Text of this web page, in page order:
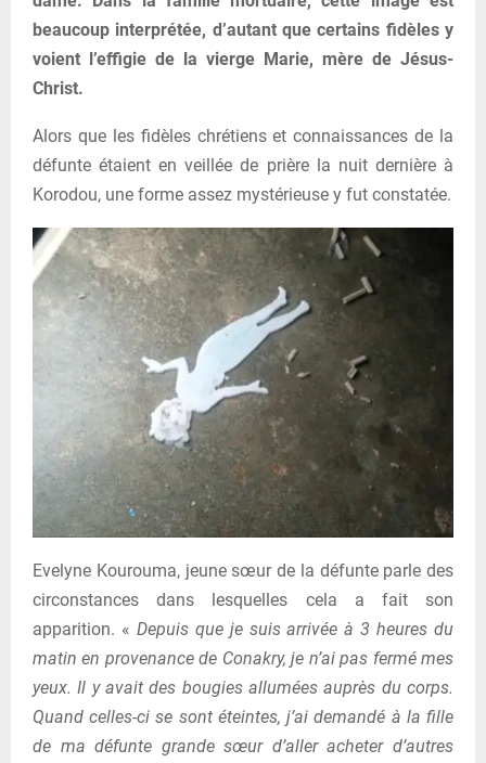
beaucoup interprétée, d’autant que certains fidèles y
voient l’effigie de la vierge Marie, mère de Jésus-
Christ.
Alors que les fidèles chrétiens et connaissances de la
défunte étaient en veillée de prière la nuit dernière à
Korodou, une forme assez mystérieuse y fut constatée.
Evelyne Kourouma, jeune sœur de la défunte parle des
circonstances dans lesquelles cela a fait son
apparition. « Depuis que je suis arrivée à 3 heures du
matin en provenance de Conakry, je n’ai pas fermé mes
yeux. Il y avait des bougies allumées auprès du corps.
Quand celles-ci se sont éteintes, j’ai demandé à la fille
de ma défunte grande sœur d’aller acheter d’autres